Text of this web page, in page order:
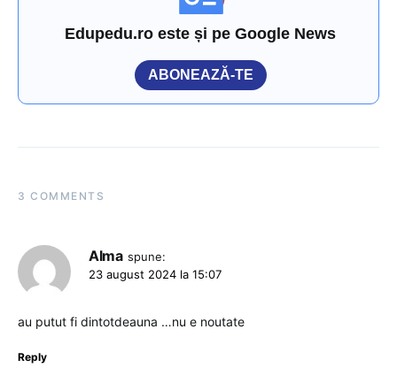
Edupedu.ro este și pe Google News
ABONEAZĂ-TE
3 COMMENTS
Alma spune:
23 august 2024 la 15:07
au putut fi dintotdeauna …nu e noutate
Reply